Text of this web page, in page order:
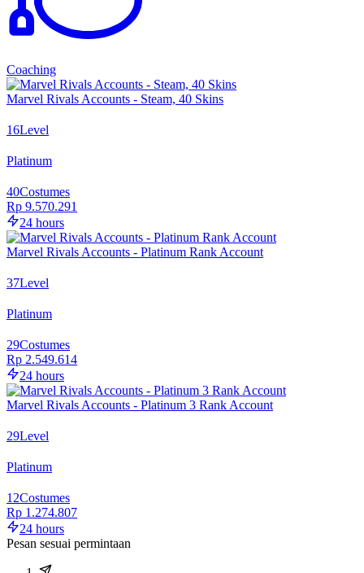
Coaching
Marvel Rivals Accounts - Steam, 40 Skins
16Level
Platinum
40Costumes
Rp 9.570.291
24 hours
Marvel Rivals Accounts - Platinum Rank Account
37Level
Platinum
29Costumes
Rp 2.549.614
24 hours
Marvel Rivals Accounts - Platinum 3 Rank Account
29Level
Platinum
12Costumes
Rp 1.274.807
24 hours
Pesan sesuai permintaan